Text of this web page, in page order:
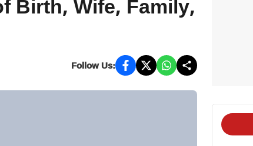
Birth, Wife, Family,
Follow Us: